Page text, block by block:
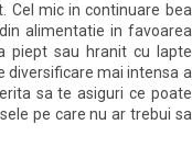
Cel mic in continuare bea
alimentatie in favoarea
piept sau hranit cu lapte
diversificare mai intensa a
sa te asiguri ce poate
pe care nu ar trebui sa